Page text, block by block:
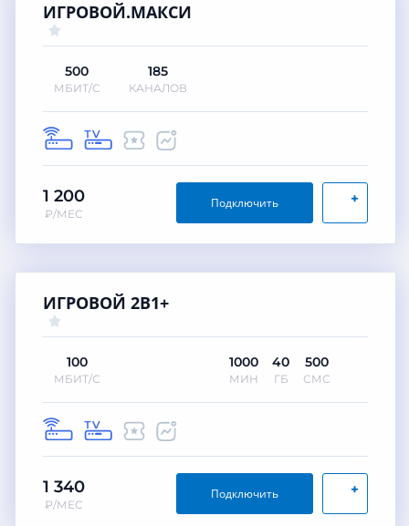
ИГРОВОЙ.МАКСИ
500
МБИТ/С
185
КАНАЛОВ
1 200
₽/МЕС
+
Подключить
ИГРОВОЙ 2В1+
100
МБИТ/С
1000
МИН
40
ГБ
500
СМС
1 340
₽/МЕС
+
Подключить